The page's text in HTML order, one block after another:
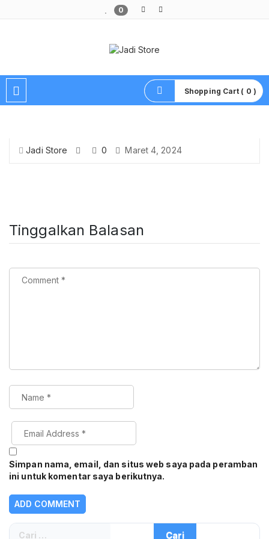
0
Shopping Cart ( 0 )
Jadi Store 0 Maret 4, 2024
Tinggalkan Balasan
Simpan nama, email, dan situs web saya pada peramban
ini untuk komentar saya berikutnya.
Cari